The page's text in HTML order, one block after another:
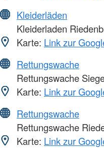
Kleiderläden
Kleiderladen
Karte: Link zur
Rettungswache
Rettungswache
Karte: Link zur
Rettungswache
Rettungswache
Karte: Link zur